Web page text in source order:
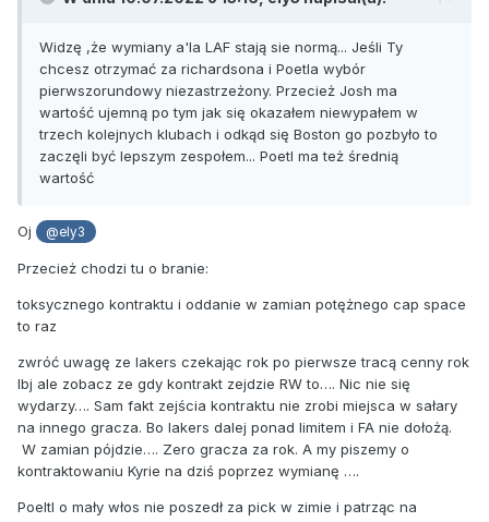
Widzę ,że wymiany a'la LAF stają sie normą... Jeśli Ty
chcesz otrzymać za richardsona i Poetla wybór
pierwszorundowy niezastrzeżony. Przecież Josh ma
wartość ujemną po tym jak się okazałem niewypałem w
trzech kolejnych klubach i odkąd się Boston go pozbyło to
zaczęli być lepszym zespołem... Poetl ma też średnią
wartość
Oj @ely3
Przecież chodzi tu o branie:
toksycznego kontraktu i oddanie w zamian potężnego cap space
to raz
zwróć uwagę ze lakers czekając rok po pierwsze tracą cenny rok
lbj ale zobacz ze gdy kontrakt zejdzie RW to…. Nic nie się
wydarzy…. Sam fakt zejścia kontraktu nie zrobi miejsca w sałary
na innego gracza. Bo lakers dalej ponad limitem i FA nie dołożą.
W zamian pójdzie…. Zero gracza za rok. A my piszemy o
kontraktowaniu Kyrie na dziś poprzez wymianę ….
Poeltl o mały włos nie poszedł za pick w zimie i patrząc na